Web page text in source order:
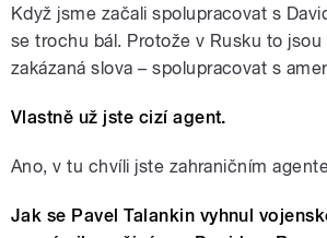
Když jsme začali spolupracovat s
se trochu bál. Protože v Rusku to jsou
zakázaná slova – spolupracovat s
Vlastně už jste cizí agent.
Ano, v tu chvíli jste zahraničním
Jak se Pavel Talankin vyhnul